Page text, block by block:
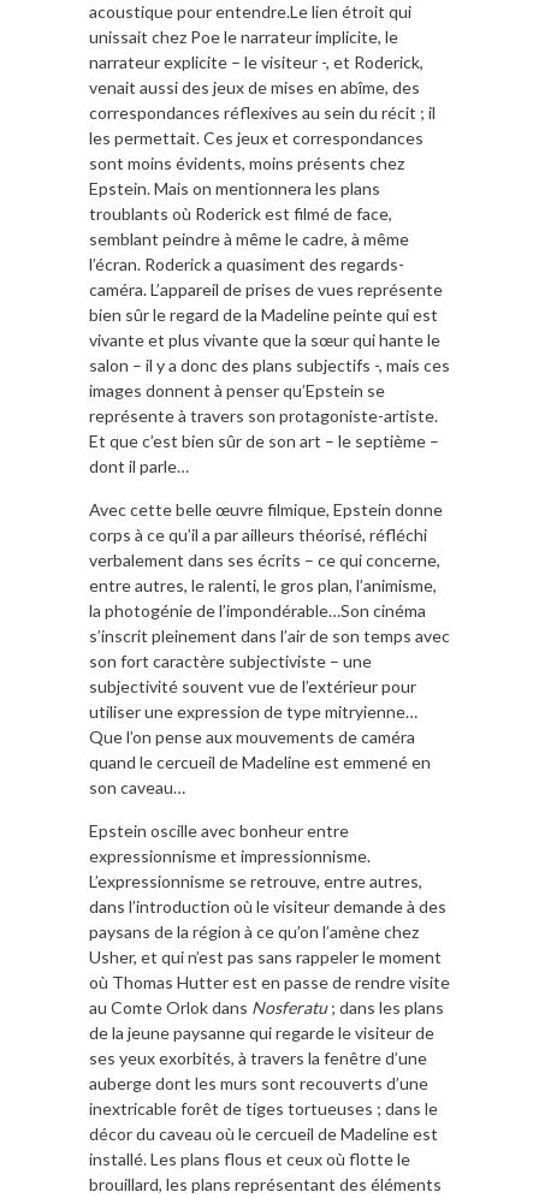
acoustique pour entendre.Le lien étroit qui
unissait chez Poe le narrateur implicite, le
narrateur explicite – le visiteur -, et Roderick,
venait aussi des jeux de mises en abîme, des
correspondances réflexives au sein du récit ; il
les permettait. Ces jeux et correspondances
sont moins évidents, moins présents chez
Epstein. Mais on mentionnera les plans
troublants où Roderick est filmé de face,
semblant peindre à même le cadre, à même
l’écran. Roderick a quasiment des regards-
caméra. L’appareil de prises de vues représente
bien sûr le regard de la Madeline peinte qui est
vivante et plus vivante que la sœur qui hante le
salon – il y a donc des plans subjectifs -, mais ces
images donnent à penser qu’Epstein se
représente à travers son protagoniste-artiste.
Et que c’est bien sûr de son art – le septième –
dont il parle…
Avec cette belle œuvre filmique, Epstein donne
corps à ce qu’il a par ailleurs théorisé, réfléchi
verbalement dans ses écrits – ce qui concerne,
entre autres, le ralenti, le gros plan, l’animisme,
la photogénie de l’impondérable…Son cinéma
s’inscrit pleinement dans l’air de son temps avec
son fort caractère subjectiviste – une
subjectivité souvent vue de l’extérieur pour
utiliser une expression de type mitryienne…
Que l’on pense aux mouvements de caméra
quand le cercueil de Madeline est emmené en
son caveau…
Epstein oscille avec bonheur entre
expressionnisme et impressionnisme.
L’expressionnisme se retrouve, entre autres,
dans l’introduction où le visiteur demande à des
paysans de la région à ce qu’on l’amène chez
Usher, et qui n’est pas sans rappeler le moment
où Thomas Hutter est en passe de rendre visite
au Comte Orlok dans Nosferatu; dans les plans
de la jeune paysanne qui regarde le visiteur de
ses yeux exorbités, à travers la fenêtre d’une
auberge dont les murs sont recouverts d’une
inextricable forêt de tiges tortueuses ; dans le
décor du caveau où le cercueil de Madeline est
installé. Les plans flous et ceux où flotte le
brouillard, les plans représentant des éléments